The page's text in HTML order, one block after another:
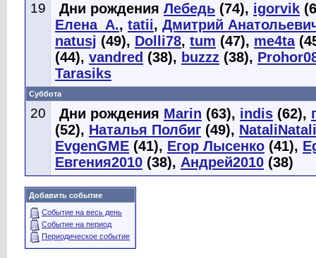
19 Дни рождения Лебедь (74), igorvik
Елена_А., tatii, Дмитрий
natusj (49), Dolli78, tum (47), me4ta
(44), vandred (38), buzzz (38),
Tarasiks
Суббота
20 Дни рождения Marin (63), indis (62),
(52), Наталья Полбиг (49), NataliNatali
EvgenGME (41), Егор Лысенко (41),
Евгения2010 (38), Андрей2010 (38)
Добавить событие
Событие на весь день
Событие на период
Периодическое событие